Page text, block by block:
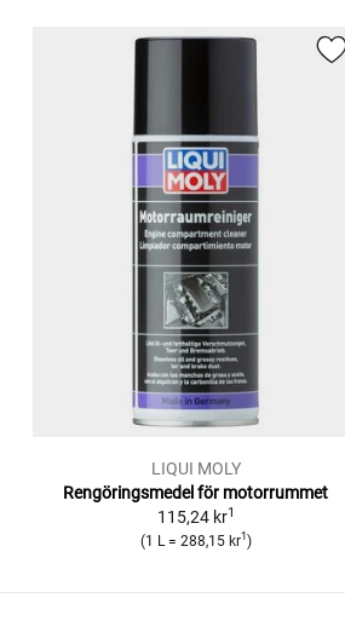
LIQUI MOLY
Rengöringsmedel för motorrummet
115,24 kr1
(1 L = 288,15 kr1 )